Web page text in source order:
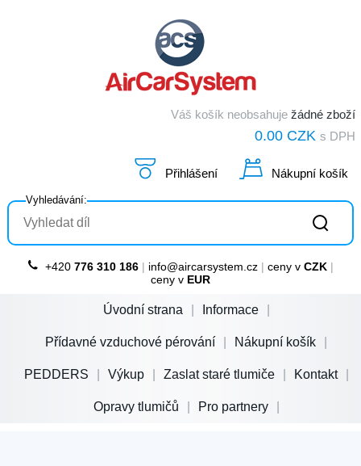
Váš košík neobsahuje žádné zboží
0.00 CZK s DPH
Nákupní košík
Přihlášení
+420776 310 186 | info@aircarsystem.cz |ceny vCZK |
ceny v EUR
Vyhledávání:
Úvodní strana Informace
Přídavné vzduchové pérování Nákupní košík
PEDDERS Výkup Zaslat staré tlumiče Kontakt
Opravy tlumičů Pro partnery